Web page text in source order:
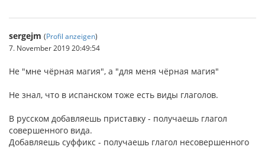
sergejm (Profil anzeigen)
7. November 2019 20:49:54
Не "мне чёрная магия", а "для меня чёрная магия"
Не знал, что в испанском тоже есть виды глаголов.
В русском добавляешь приставку - получаешь глагол
совершенного вида.
Добавляешь суффикс - получаешь глагол несовершенного